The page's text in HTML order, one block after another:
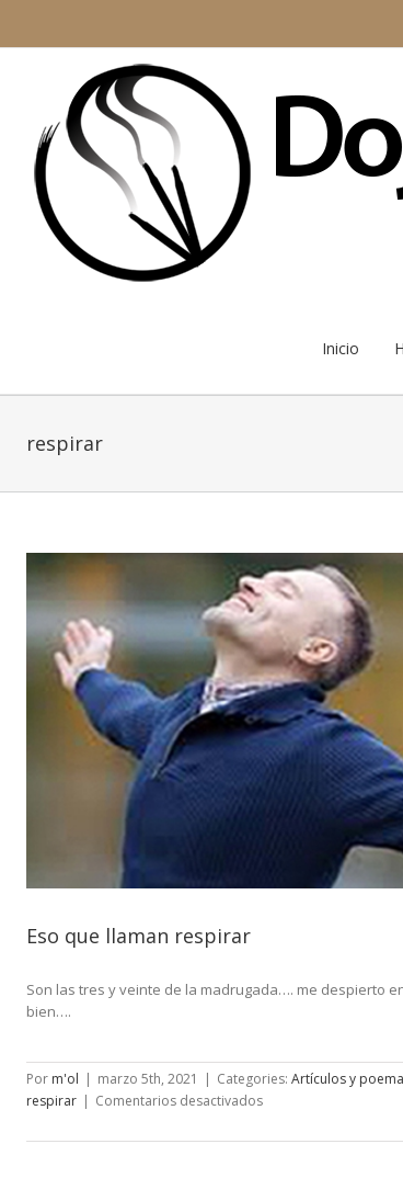
Inicio
respirar
Eso que llaman respirar
Son las tres y veinte de la madrugada…. me despierto
bien….
Por m'ol | marzo 5th, 2021 | Categories: Artículos y
respirar | Comentarios desactivadosen
que